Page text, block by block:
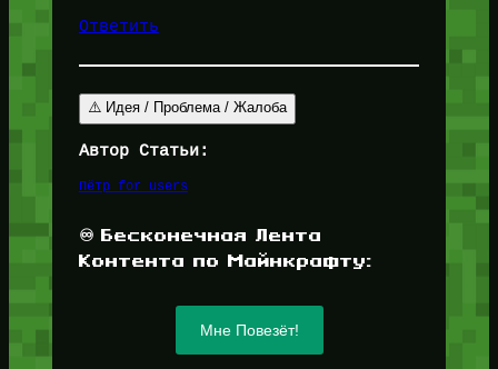
Ответить
⚠️ Идея / Проблема / Жалоба
Автор Статьи:
Пётр for_users
♾️ Бесконечная Лента
Контента по Майнкрафту:
Мне Повезёт!